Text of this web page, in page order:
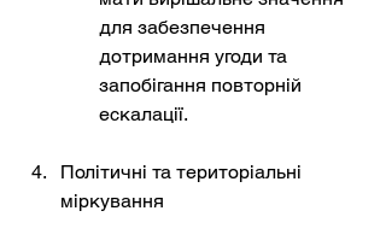
для забезпечення
дотримання угоди та
запобігання повторній
ескалації.
Політичні та територіальні
міркування